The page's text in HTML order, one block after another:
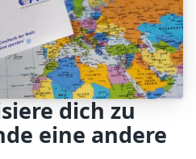
dich zu
eine andere